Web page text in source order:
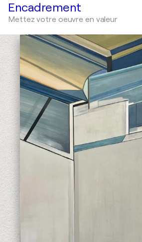
Encadrement
Mettez votre oeuvre en valeur